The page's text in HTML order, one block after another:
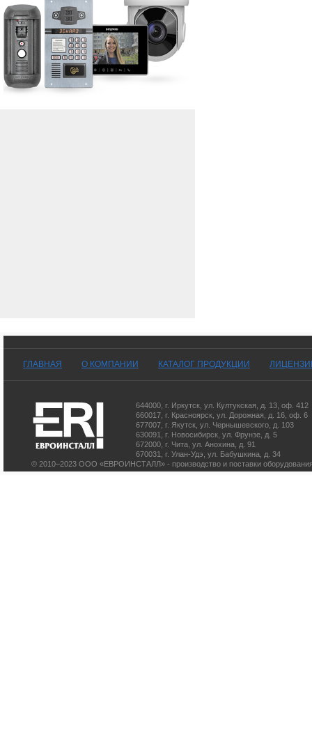
ГЛАВНАЯ О КОМПАНИИ КАТАЛОГ ПРОДУКЦИИ
644000 г. Иркутск ул. Култукская, д. 13 , оф. 412
660017 г. Красноярск ул. Дорожная, д. 16, оф. 6
677007 г. Якутск ул. Чернышевского, д. 103
630091
г. Новосибирск ул. Фрунзе, д. 5
672000 г. Чита ул. Анохина, д. 91
670031
г. Улан-Удэ ул. Бабушкина, д. 34
© 2010–2023 ООО «ЕВРОИНСТАЛЛ» - производство и поставки оборудования